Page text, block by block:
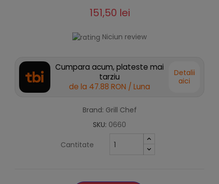
151,50 lei
Niciun review
Cumpara acum, plateste mai
tarziu
de la 47.88 RON / Luna
Detalii
aici
Brand: Grill Chef
SKU: 0660
Cantitate